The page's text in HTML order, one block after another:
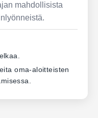
mahdollisista
oma-aloitteisten